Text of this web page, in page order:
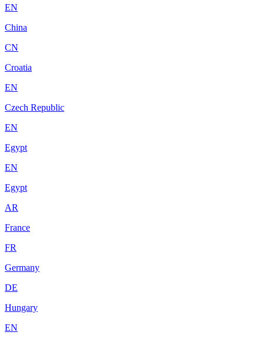
EN
China
CN
Croatia
EN
Czech Republic
EN
Egypt
EN
Egypt
AR
France
FR
Germany
DE
Hungary
EN